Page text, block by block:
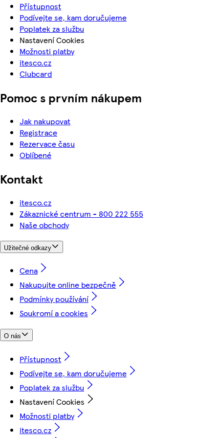
Přístupnost
Podívejte se, kam doručujeme
Poplatek za službu
Nastavení Cookies
Možnosti platby
itesco.cz
Clubcard
Pomoc s prvním nákupem
Jak nakupovat
Registrace
Rezervace času
Oblíbené
Kontakt
itesco.cz
Zákaznické centrum - 800 222 555
Naše obchody
Užitečné odkazy
Cena
Nakupujte online bezpečně
Podmínky používání
Soukromí a cookies
O nás
Přístupnost
Podívejte se, kam doručujeme
Poplatek za službu
Nastavení Cookies
Možnosti platby
itesco.cz